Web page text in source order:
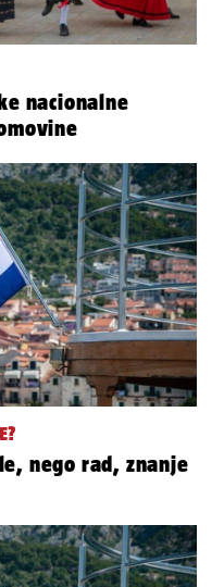
nacionalne
nego rad, znanje